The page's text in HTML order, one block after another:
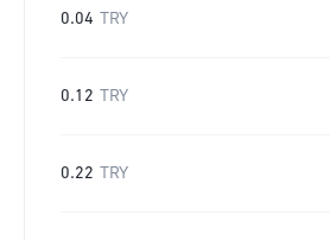
0.04 TRY
0.12 TRY
0.22 TRY